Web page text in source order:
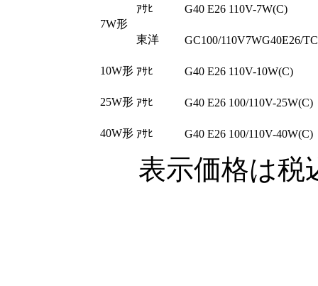
7W形
ｱｻﾋ G40 E26 110V-7W(C)
東洋 GC100/110V7WG40E26/TC
10W形 ｱｻﾋ G40 E26 110V-10W(C)
25W形 ｱｻﾋ G40 E26 100/110V-25W(C)
40W形 ｱｻﾋ G40 E26 100/110V-40W(C)
表示価格は税